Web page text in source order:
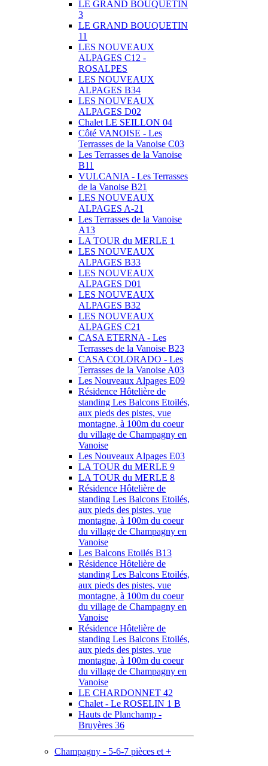
LE GRAND BOUQUETIN
3
LE GRAND BOUQUETIN
11
LES NOUVEAUX
ALPAGES C12 -
ROSALPES
LES NOUVEAUX
ALPAGES B34
LES NOUVEAUX
ALPAGES D02
Chalet LE SEILLON 04
Côté VANOISE - Les
Terrasses de la Vanoise C03
Les Terrasses de la Vanoise
B11
VULCANIA - Les Terrasses
de la Vanoise B21
LES NOUVEAUX
ALPAGES A-21
Les Terrasses de la Vanoise
A13
LA TOUR du MERLE 1
LES NOUVEAUX
ALPAGES B33
LES NOUVEAUX
ALPAGES D01
LES NOUVEAUX
ALPAGES B32
LES NOUVEAUX
ALPAGES C21
CASA ETERNA - Les
Terrasses de la Vanoise B23
CASA COLORADO - Les
Terrasses de la Vanoise A03
Les Nouveaux Alpages E09
Résidence Hôtelière de
standing Les Balcons Etoilés,
aux pieds des pistes, vue
montagne, à 100m du coeur
du village de Champagny en
Vanoise
Les Nouveaux Alpages E03
LA TOUR du MERLE 9
LA TOUR du MERLE 8
Résidence Hôtelière de
standing Les Balcons Etoilés,
aux pieds des pistes, vue
montagne, à 100m du coeur
du village de Champagny en
Vanoise
Les Balcons Etoilés B13
Résidence Hôtelière de
standing Les Balcons Etoilés,
aux pieds des pistes, vue
montagne, à 100m du coeur
du village de Champagny en
Vanoise
Résidence Hôtelière de
standing Les Balcons Etoilés,
aux pieds des pistes, vue
montagne, à 100m du coeur
du village de Champagny en
Vanoise
LE CHARDONNET 42
Chalet - Le ROSELIN 1 B
Hauts de Planchamp -
Bruyères 36
Champagny - 5-6-7 pièces et +